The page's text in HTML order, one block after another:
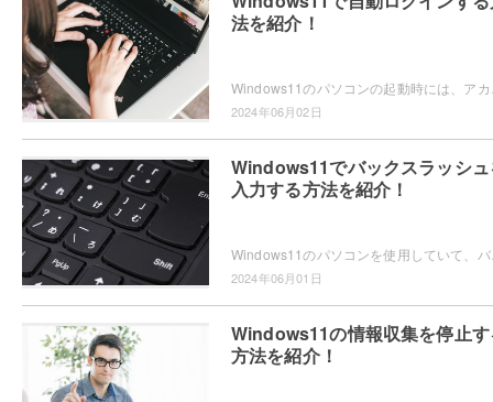
法を紹介！
2024年06月02日
Windows11でバックスラッシ
入力する方法を紹介！
Windows11のパソコンを使用してい
2024年06月01日
Windows11の情報収集を停止
方法を紹介！